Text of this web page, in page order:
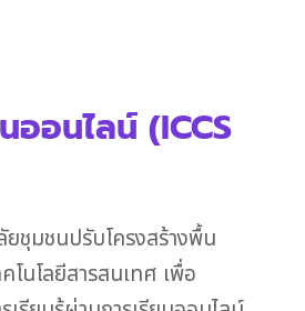
ออนไลน์ (ICCS
ชุมชนปรับโครงสร้างพื้น
โนโลยีสารสนเทศ เพื่อ